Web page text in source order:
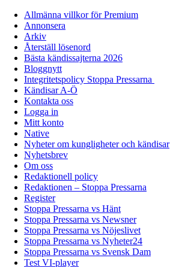
Allmänna villkor för Premium
Annonsera
Arkiv
Återställ lösenord
Bästa kändissajterna 2026
Bloggnytt
Integritetspolicy Stoppa Pressarna
Kändisar A-Ö
Kontakta oss
Logga in
Mitt konto
Native
Nyheter om kungligheter och kändisar
Nyhetsbrev
Om oss
Redaktionell policy
Redaktionen – Stoppa Pressarna
Register
Stoppa Pressarna vs Hänt
Stoppa Pressarna vs Newsner
Stoppa Pressarna vs Nöjeslivet
Stoppa Pressarna vs Nyheter24
Stoppa Pressarna vs Svensk Dam
Test VI-player